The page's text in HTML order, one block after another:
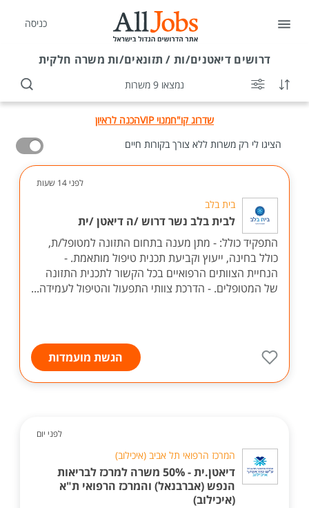
כניסה
דרושים דיאטנים/ות / תזונאים/ות משרה חלקית
נמצאו 9 משרות
שדרוג קו"חמנוי VIP
הכנה לראיון
הציגו לי רק משרות ללא צורך בקורות חיים
לפני 14 שעות
בית בלב
לבית בלב נשר דרוש /ה דיאטן /ית
התפקיד כולל: - מתן מענה בתחום התזונה למטופל/ת,
כולל בחינה, ייעוץ וקביעת תכנית טיפול מותאמת. -
הנחיית הצוותים הרפואיים בכל הקשור לתכנית התזונה
של המטופלים. - הדרכת צוותי התפעול והטיפול לעמידה...
הגשת מועמדות
לפני יום
המרכז הרפואי תל אביב (איכילוב)
דיאטן.ית - 50% משרה למרכז לבריאות
הנפש (אברבנאל) והמרכז הרפואי ת"א
(איכילוב)